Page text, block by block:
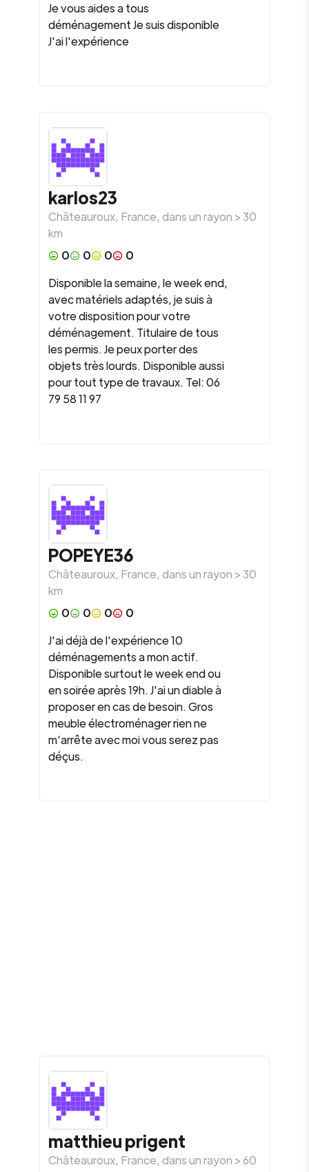
Je vous aides a tous
déménagement Je suis disponible
J'ai l'expérience
karlos23
Châteauroux, France, dans un rayon >30
km
0
0 0
0
Disponible la semaine, le week end,
avec matériels adaptés, je suis à
votre disposition pour votre
déménagement. Titulaire de tous
les permis. Je peux porter des
objets très lourds. Disponible aussi
pour tout type de travaux. Tel: 06
79 58 11 97
POPEYE36
Châteauroux, France, dans un rayon >30
km
0
0 0
0
J'ai déjà de l'expérience 10
déménagements a mon actif.
Disponible surtout le week end ou
en soirée après 19h. J'ai un diable à
proposer en cas de besoin. Gros
meuble électroménager rien ne
m’arrête avec moi vous serez pas
déçus.
matthieuprigent
Châteauroux, France, dans un rayon >60